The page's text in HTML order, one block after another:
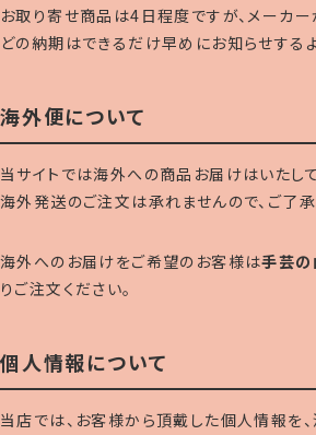
お取り寄せ商品は4日程度ですが、メーカ
どの納期はできるだけ早めにお知らせするよ
海外便について
当サイトでは海外への商品お届けはいたして
海外発送のご注文は承れませんので、ご了承
海外へのお届けをご希望のお客様は手芸
りご注文ください。
個人情報について
当店では、お客様から頂戴した個人情報を